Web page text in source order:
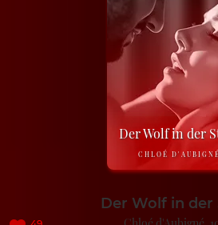
Der Wolf in der
CHLOÉ D'AUBIGNÉ
Der Wolf in der